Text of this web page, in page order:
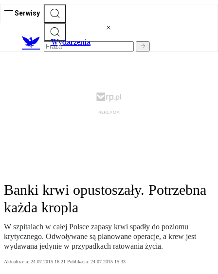
Serwisy
Wydarzenia
Banki krwi opustoszały. Potrzebna
każda kropla
W szpitalach w całej Polsce zapasy krwi spadły do poziomu
krytycznego. Odwoływane są planowane operacje, a krew jest
wydawana jedynie w przypadkach ratowania życia.
Aktualizacja: 24.07.2015 16:21 Publikacja: 24.07.2015 15:33